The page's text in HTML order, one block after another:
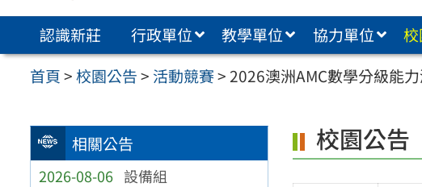
內
認識新莊 行政單位 教學單位 協力單位
首頁>校園公告> 活動競賽>2026澳洲AMC數學分級能
相關公告
2026-08-06 設備組
校園公告